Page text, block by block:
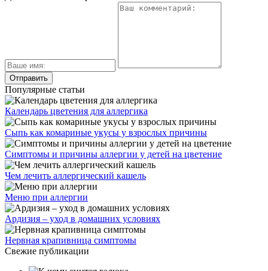
Популярные статьи
Календарь цветения для аллергика
Сыпь как комариные укусы у взрослых причины
Симптомы и причины аллергии у детей на цветение
Чем лечить аллергический кашель
Меню при аллергии
Ардизия – уход в домашних условиях
Нервная крапивница симптомы
Свежие публикации